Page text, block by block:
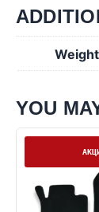
Weight
YOU